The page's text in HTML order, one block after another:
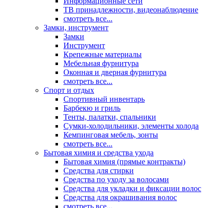
ТВ принадлежности, видеонаблюдение
смотреть все...
Замки, инструмент
Замки
Инструмент
Крепежные материалы
Мебельная фурнитура
Оконная и дверная фурнитура
смотреть все...
Спорт и отдых
Спортивный инвентарь
Барбекю и гриль
Тенты, палатки, спальники
Сумки-холодильники, элементы холода
Кемпинговая мебель, зонты
смотреть все...
Бытовая химия и средства ухода
Бытовая химия (прямые контракты)
Средства для стирки
Средства по уходу за волосами
Средства для укладки и фиксации волос
Средства для окрашивания волос
смотреть все...